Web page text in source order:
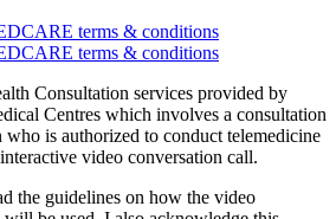
terms & conditions
terms & conditions
Consultation services provided by
Centres which involves a consultation
is authorized to conduct telemedicine
video conversation call.
the guidelines on how the video